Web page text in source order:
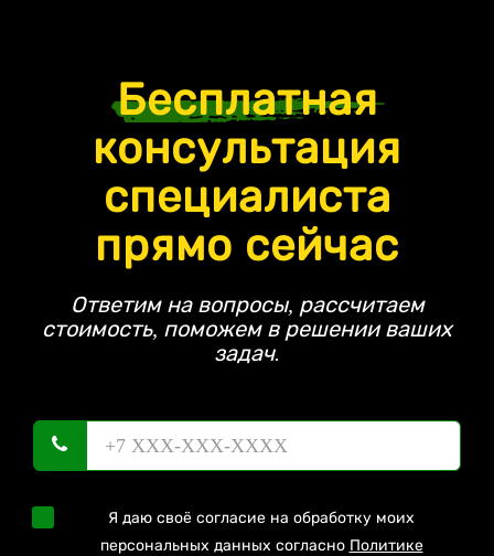
Бесплатная
консультация
специалиста
прямо сейчас
Ответим на вопросы, рассчитаем
стоимость, поможем в решении ваших
задач.
Я даю своё согласие на обработку моих
персональных данных согласно Политике